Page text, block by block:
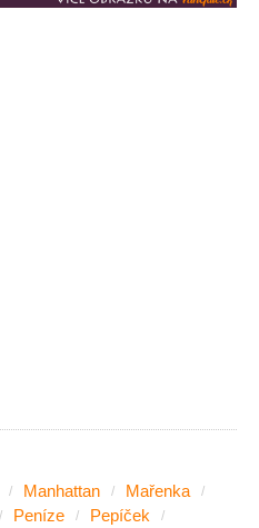
Manhattan
Mařenka
Peníze
Pepíček